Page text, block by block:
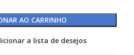
AO CARRINHO
a lista de desejos